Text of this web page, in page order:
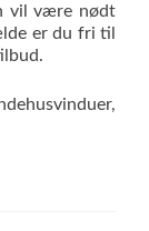
vil være nødt
er du fri til